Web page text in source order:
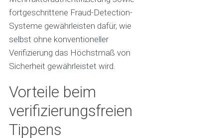
fortgeschrittene Fraud-Detection-
Systeme gewährleisten dafür, wie
selbst ohne konventioneller
Verifizierung das Höchstmaß von
Sicherheit gewährleistet wird.
Vorteile beim
verifizierungsfreien
Tippens